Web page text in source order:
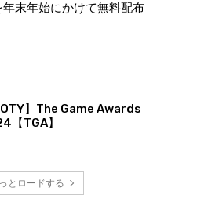
年末年始にかけて無料配布
】The Game Awards
【TGA】
とロードする